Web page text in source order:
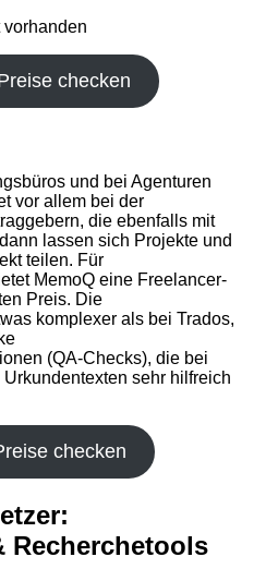
checken
und bei Agenturen
vor allem bei der
die ebenfalls mit
lassen sich Projekte und
teilen. Für
MemoQ eine Freelancer-
Preis. Die
komplexer als bei Trados,
(QA-Checks), die bei
sehr hilfreich
checken
Recherchetools